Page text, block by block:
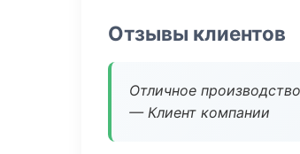
Отзывы клиентов
Отличное
— Клиент компании